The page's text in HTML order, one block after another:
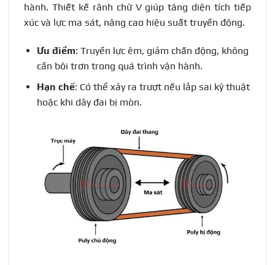
hành. Thiết kế rãnh chữ V giúp tăng diện tích tiếp
xúc và lực ma sát, nâng cao hiệu suất truyền động.
Ưu điểm: Truyền lực êm, giảm chấn động, không
cần bôi trơn trong quá trình vận hành.
Hạn chế: Có thể xảy ra trượt nếu lắp sai kỹ thuật
hoặc khi dây đai bị mòn.